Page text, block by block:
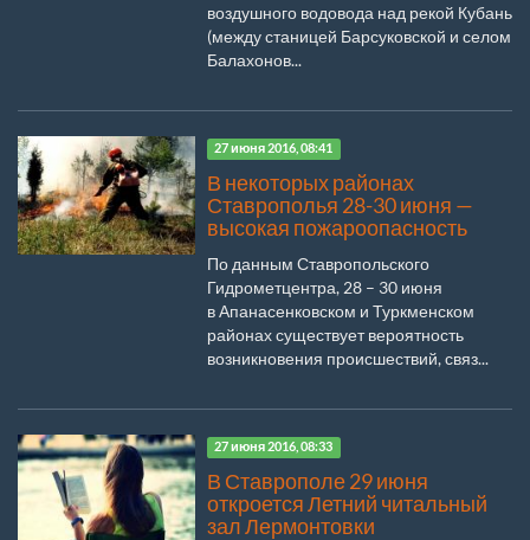
воздушного водовода над рекой Кубань
(между станицей Барсуковской и селом
Балахонов...
27 июня 2016, 08:41
В некоторых районах
Ставрополья 28-30 июня —
высокая пожароопасность
По данным Ставропольского
Гидрометцентра, 28 – 30 июня
в Апанасенковском и Туркменском
районах существует вероятность
возникновения происшествий, связ...
27 июня 2016, 08:33
В Ставрополе 29 июня
откроется Летний читальный
зал Лермонтовки